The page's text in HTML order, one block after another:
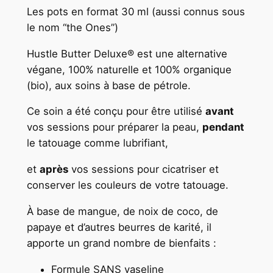
initial
était :
11,67€.
actuel
est :
10,00€.
Les pots en format 30 ml (aussi connus sous
le nom “the Ones”)
Hustle Butter Deluxe® est une alternative
végane, 100% naturelle et 100% organique
(bio), aux soins à base de pétrole.
Ce soin a été conçu pour être utilisé avant
vos sessions pour préparer la peau, pendant
le tatouage comme lubrifiant,
et aprèsvos sessions pour cicatriser et
conserver les couleurs de votre tatouage.
À base de mangue, de noix de coco, de
papaye et d’autres beurres de karité, il
apporte un grand nombre de bienfaits :
Formule SANS vaseline